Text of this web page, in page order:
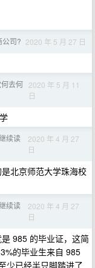
公司? 2020 年 5 月 27 日
去何 2020 年 5 月 11
日
续读
2020 年 4 月 27
日
北京师范大学珠海校
续读
2020 年 4 月 27
日
985 的毕业证，这简
的毕业生来自 985
少已经半只脚踏进了